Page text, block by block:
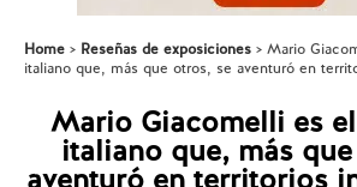
Home Reseñas de exposiciones
Mario
italiano que, más que otros, se aventuró en
Mario Giacomelli es
italiano que, más
aventuró en territorios